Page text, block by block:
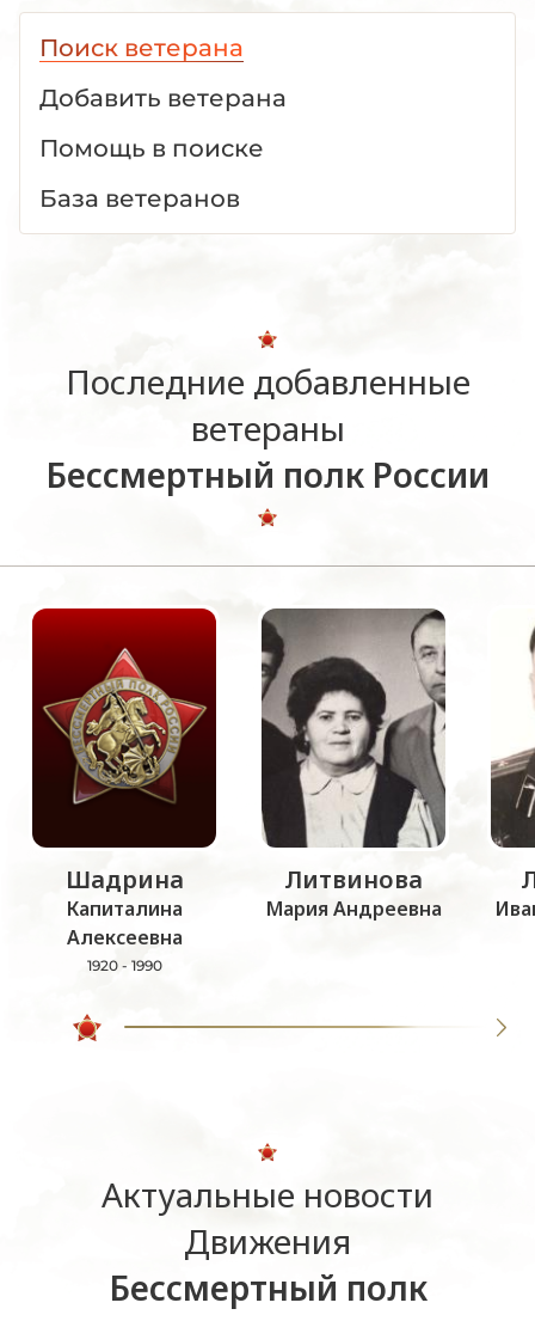
Поиск ветерана
Добавить ветерана
Помощь в поиске
База ветеранов
Последние добавленные
ветераны
Бессмертный полк России
Шадрина
Капиталина
Алексеевна
1920 - 1990
Литвинова
Мария Андреевна
Актуальные новости
Движения
Бессмертный полк